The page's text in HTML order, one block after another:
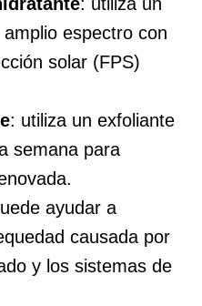
espectro con
solar (FPS)
: utiliza un exfoliante
semana para
ayudar a
causada por
y los sistemas de